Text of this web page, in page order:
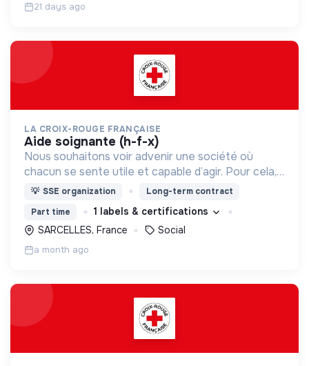
21 days ago
LA CROIX-ROUGE FRANÇAISE
aide soignante (h-f-x)
Nous souhaitons voir advenir une société où
chacun se sente utile et capable d’agir. Pour cela,
nous proposons des moyens et des lieux
💡 SSE organization
Long-term contract
Part time
1 labels & certifications
SARCELLES, France
Social
a month ago